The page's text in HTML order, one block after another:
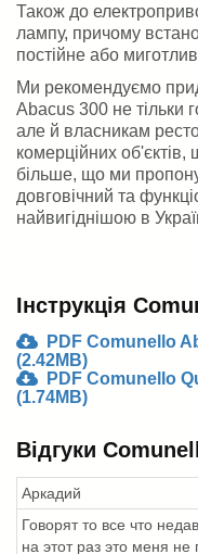
Також до
лампу, причому
постійне або
Ми рекомендуємо
Abacus 300 не тільки
але й власникам
комерційних
більше, що ми
довговічний та
найвигіднішою в
Інструкція
PDF Comunello
(2.42MB)
PDF Comunello
(1.74MB)
Відгуки
Аркадий
Говорят то все что
на этот раз это меня